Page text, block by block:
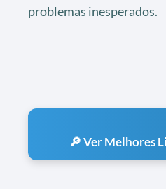
problemas inesperados.
🔎 Ver Melhores